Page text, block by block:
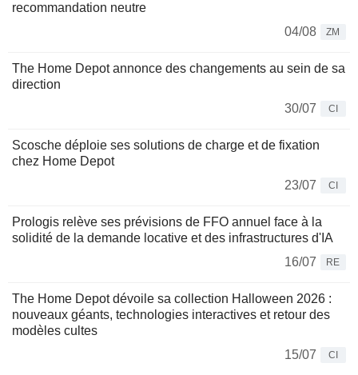
recommandation neutre
04/08
ZM
The Home Depot annonce des changements au sein de sa
direction
30/07
CI
Scosche déploie ses solutions de charge et de fixation
chez Home Depot
23/07
CI
Prologis relève ses prévisions de FFO annuel face à la
solidité de la demande locative et des infrastructures d'IA
16/07
RE
The Home Depot dévoile sa collection Halloween 2026 :
nouveaux géants, technologies interactives et retour des
modèles cultes
15/07
CI